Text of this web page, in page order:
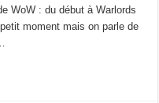
WoW : du début à Warlords
moment mais on parle de